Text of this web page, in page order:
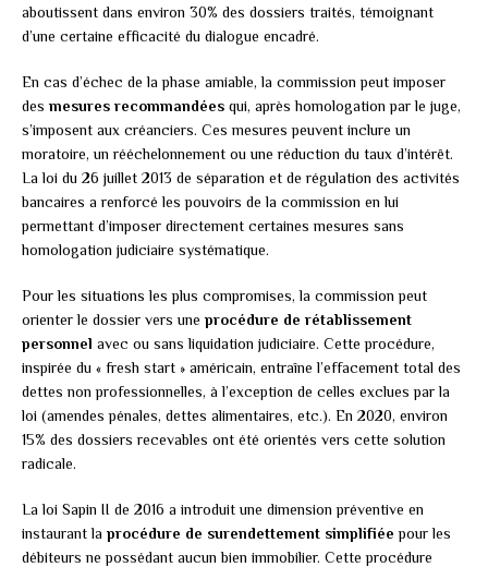
aboutissent dans environ 30% des dossiers traités, témoignant
d’une certaine efficacité du dialogue encadré.
En cas d’échec de la phase amiable, la commission peut imposer
des mesures recommandées qui, après homologation par le juge,
s’imposent aux créanciers. Ces mesures peuvent inclure un
moratoire, un rééchelonnement ou une réduction du taux d’intérêt.
La loi du 26 juillet 2013 de séparation et de régulation des activités
bancaires a renforcé les pouvoirs de la commission en lui
permettant d’imposer directement certaines mesures sans
homologation judiciaire systématique.
Pour les situations les plus compromises, la commission peut
orienter le dossier vers une procédure de rétablissement
personnel avec ou sans liquidation judiciaire. Cette procédure,
inspirée du « fresh start » américain, entraîne l’effacement total des
dettes non professionnelles, à l’exception de celles exclues par la
loi (amendes pénales, dettes alimentaires, etc.). En 2020, environ
15% des dossiers recevables ont été orientés vers cette solution
radicale.
La loi Sapin II de 2016 a introduit une dimension préventive en
instaurant la procédure de surendettement simplifiée pour les
débiteurs ne possédant aucun bien immobilier. Cette procédure